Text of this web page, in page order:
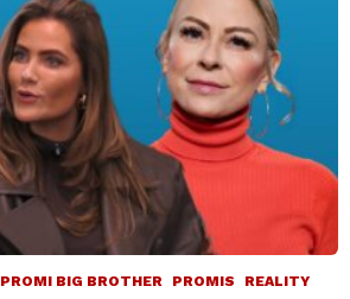
PROMI BIG BROTHER PROMIS REALITY